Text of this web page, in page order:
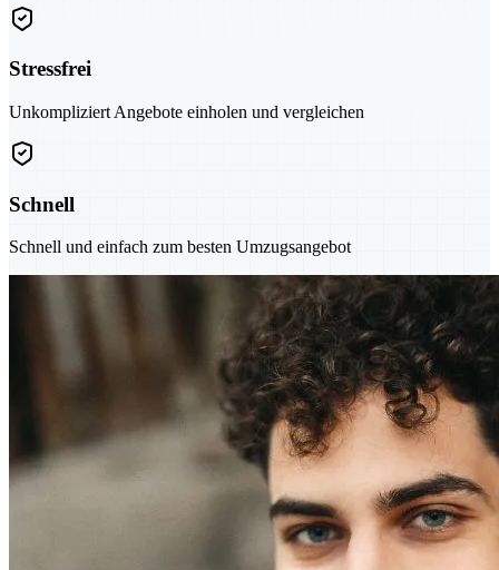
Stressfrei
Unkompliziert Angebote einholen und vergleichen
Schnell
Schnell und einfach zum besten Umzugsangebot